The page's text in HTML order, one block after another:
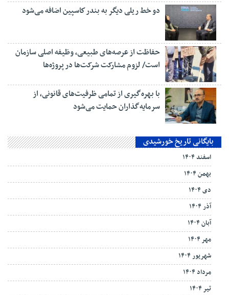
دو خط ریلی دیگر به بندر كاسپین اضافه می‌شود
حفاظت از عرصه‌های طبیعی، وظیفه اصلی سازمان
است/ لزوم مشارکت شرکت‌ها در پروژه‌ها
با بهره‌گیری از تمامی ظرفیت‌های قانونی، از
سرمایه‌گذاران حمایت می‌شود
بایگانی تاریخ خورشیدی
اسفند ۱۴۰۴
بهمن ۱۴۰۴
دی ۱۴۰۴
آذر ۱۴۰۴
آبان ۱۴۰۴
مهر ۱۴۰۴
شهریور ۱۴۰۴
مرداد ۱۴۰۴
تیر ۱۴۰۴